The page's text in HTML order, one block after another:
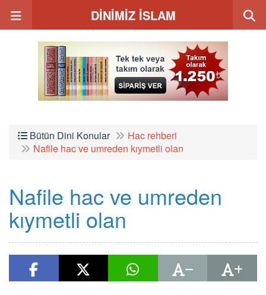
DİNİMİZ İSLAM
Bütün Dini Konular
Hac rehberi
Nafile hac ve umreden kıymetli olan
Nafile hac ve umreden
kıymetli olan